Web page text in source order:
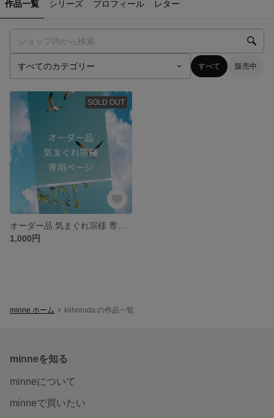
作品一覧 シリーズ プロフィール レター
すべて 販売中
SOLD OUT
1,000円
minne ホーム kiihoruda の作品一覧
minneを知る
minneについて
minneで買いたい